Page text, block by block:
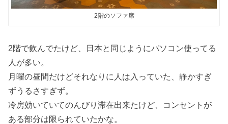
2階のソファ席
2階で飲んでたけど、日本と同じようにパソコン使ってる
人が多い。
月曜の昼間だけどそれなりに人は入っていた、静かすぎ
ずうるさすぎず。
冷房効いていてのんびり滞在出来たけど、コンセントが
ある部分は限られていたかな。